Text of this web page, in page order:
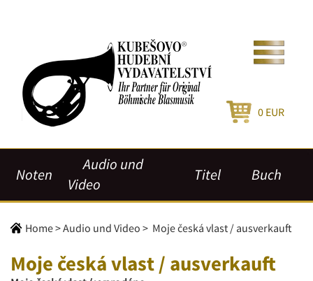
0 EUR
Noten
Audio und
Video
Titel Buch
Home>Audio und Video > Moje česká vlast / ausverkauft
Moje česká vlast / ausverkauft